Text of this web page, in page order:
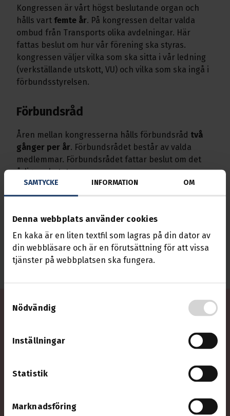
SAMTYCKE INFORMATION OM
Denna webbplats använder cookies
En kaka är en liten textfil som lagras på din dator av
din webbläsare och är en förutsättning för att vissa
tjänster på webbplatsen ska fungera.
Nödvändig
Inställningar
Statistik
Marknadsföring
Kongressen är vårt högst beslutande organ och
hålls vart femte år. På kongressen deltar valda
ombud från Transports olika avdelningar. Här
fattas beslut om hur vår förening ska styras.
kongressen väljer vilka som ska sitta i vår ledning
(verkställande utskott, VU) och vilka som ska ingå i
förbundsstyrelsen.
Förbundsråd
Åren mellan kongresserna hålls förbundsråd två
gånger per år. Förbundsrådet består av valda
medlemmar. Förbundsrådet fattar beslut om det
årliga arbetet.
Förbundsstyrelsen
Tio valda ledamöter och Transports verkställande
utskott (VU) ingår i förbundsstyrelsen.
Styrelsemöten hållsen gång i månaden. Alla
ledamöter är valda på Transports kongress.
Vilka är valda?
tretton ledamöter. Styrelsen leds av
ingår Transports verkställande utskott
(VU) som – utöver ordföranden – utgörs av
förbundskassör Peter Lövkvist.